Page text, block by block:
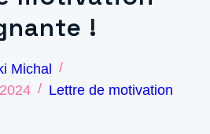
!
Michal
Lettre de motivation